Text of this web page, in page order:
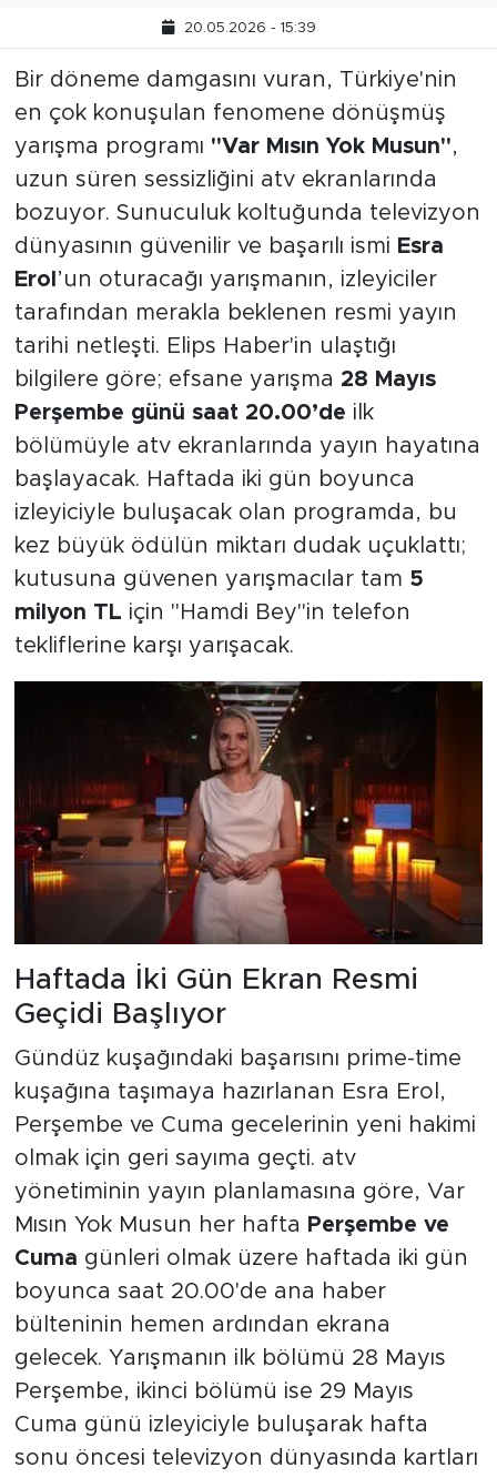
20.05.2026 - 15:39
Bir döneme damgasını vuran, Türkiye'nin
en çok konuşulan fenomene dönüşmüş
yarışma programı "Var Mısın Yok Musun",
uzun süren sessizliğini atv ekranlarında
bozuyor. Sunuculuk koltuğunda televizyon
dünyasının güvenilir ve başarılı ismi Esra
Erol ’un oturacağı yarışmanın, izleyiciler
tarafından merakla beklenen resmi yayın
tarihi netleşti. Elips Haber'in ulaştığı
bilgilere göre; efsane yarışma 28 Mayıs
Perşembe günü saat 20.00’de ilk
bölümüyle atv ekranlarında yayın hayatına
başlayacak. Haftada iki gün boyunca
izleyiciyle buluşacak olan programda, bu
kez büyük ödülün miktarı dudak uçuklattı;
kutusuna güvenen yarışmacılar tam 5
milyon TL için "Hamdi Bey"in telefon
tekliflerine karşı yarışacak.
Haftada İki Gün Ekran Resmi
Geçidi Başlıyor
Gündüz kuşağındaki başarısını prime-time
kuşağına taşımaya hazırlanan Esra Erol,
Perşembe ve Cuma gecelerinin yeni hakimi
olmak için geri sayıma geçti. atv
yönetiminin yayın planlamasına göre, Var
Mısın Yok Musun her hafta Perşembe ve
Cuma günleri olmak üzere haftada iki gün
boyunca saat 20.00'de ana haber
bülteninin hemen ardından ekrana
gelecek. Yarışmanın ilk bölümü 28 Mayıs
Perşembe, ikinci bölümü ise 29 Mayıs
Cuma günü izleyiciyle buluşarak hafta
sonu öncesi televizyon dünyasında kartları